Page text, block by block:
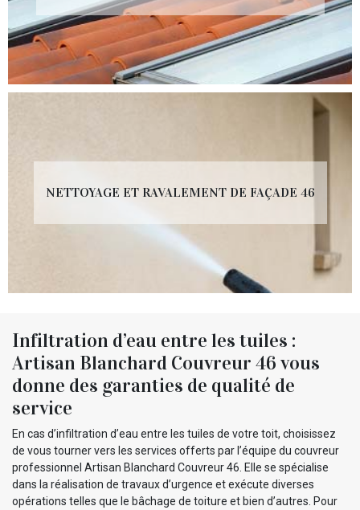
NETTOYAGE ET RAVALEMENT DE FAÇADE 46
Infiltration d’eau entre les tuiles :
Artisan Blanchard Couvreur 46 vous
donne des garanties de qualité de
service
En cas d’infiltration d’eau entre les tuiles de votre toit, choisissez
de vous tourner vers les services offerts par l’équipe du couvreur
professionnel Artisan Blanchard Couvreur 46. Elle se spécialise
dans la réalisation de travaux d’urgence et exécute diverses
opérations telles que le bâchage de toiture et bien d’autres. Pour